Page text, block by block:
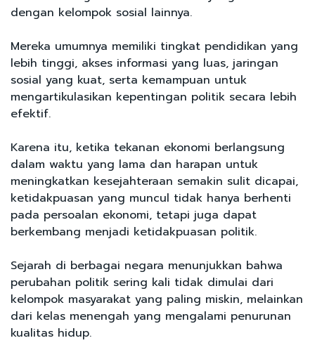
dengan kelompok sosial lainnya.
Mereka umumnya memiliki tingkat pendidikan yang
lebih tinggi, akses informasi yang luas, jaringan
sosial yang kuat, serta kemampuan untuk
mengartikulasikan kepentingan politik secara lebih
efektif.
Karena itu, ketika tekanan ekonomi berlangsung
dalam waktu yang lama dan harapan untuk
meningkatkan kesejahteraan semakin sulit dicapai,
ketidakpuasan yang muncul tidak hanya berhenti
pada persoalan ekonomi, tetapi juga dapat
berkembang menjadi ketidakpuasan politik.
Sejarah di berbagai negara menunjukkan bahwa
perubahan politik sering kali tidak dimulai dari
kelompok masyarakat yang paling miskin, melainkan
dari kelas menengah yang mengalami penurunan
kualitas hidup.